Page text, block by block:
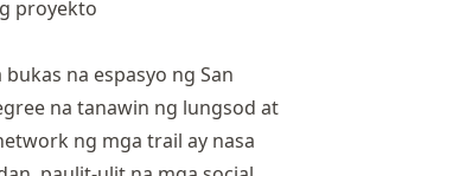
na espasyo ng San
na tanawin ng lungsod at
ng mga trail ay nasa